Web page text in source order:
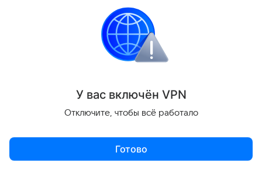
У вас включён VPN
Отключите, чтобы всё работало
Готово